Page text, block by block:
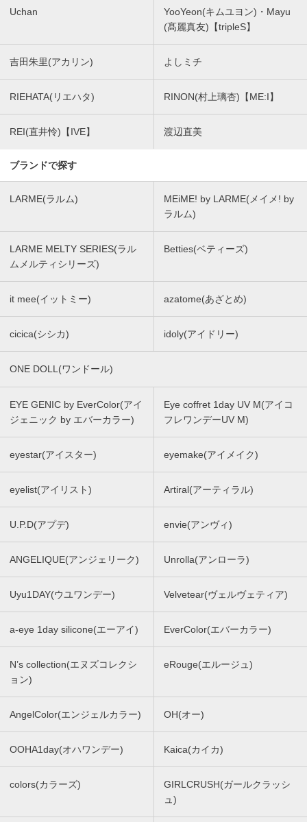
Uchan
YooYeon(キムユヨン)・Mayu
(髙麗真友)【tripleS】
吉田朱里(アカリン) よしミチ
RIEHATA(リエハタ) RINON(村上璃杏)【ME:I】
REI(直井怜)【IVE】 渡辺直美
ブランドで探す
LARME(ラルム)
MEiME! by LARME(メイメ! by
ラルム)
LARME MELTY SERIES(ラル
ムメルティシリーズ)
Betties(ベティーズ)
it mee(イットミー) azatome(あざとめ)
cicica(シシカ) idoly(アイドリー)
ONE DOLL(ワンドール)
EYE GENIC by EverColor(アイ
ジェニック by エバーカラー)
Eye coffret 1day UV M(アイコ
フレワンデーUV M)
eyestar(アイスター) eyemake(アイメイク)
eyelist(アイリスト) Artiral(アーティラル)
U.P.D(アプデ) envie(アンヴィ)
ANGELIQUE(アンジェリーク) Unrolla(アンローラ)
Uyu1DAY(ウユワンデー) Velvetear(ヴェルヴェティア)
a-eye 1day silicone(エーアイ) EverColor(エバーカラー)
N’s collection(エヌズコレクシ
ョン)
eRouge(エルージュ)
AngelColor(エンジェルカラー) OH(オー)
OOHA1day(オハワンデー) Kaica(カイカ)
colors(カラーズ)
GIRLCRUSH(ガールクラッシ
ュ)